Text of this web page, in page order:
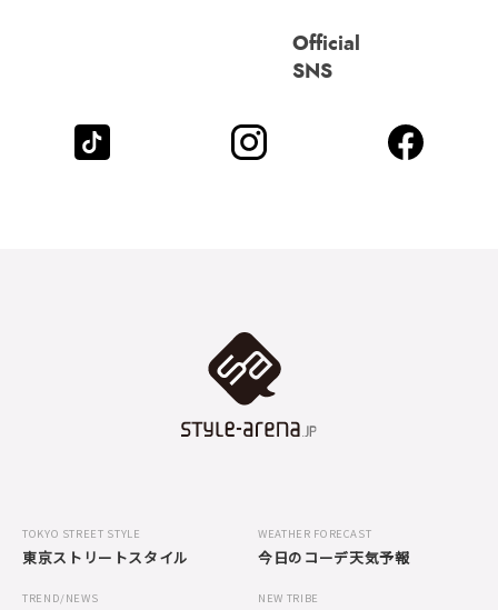
Official
SNS
TOKYO STREET STYLE
東京ストリートスタイル
WEATHER FORECAST
今日のコーデ天気予報
TREND/NEWS NEW TRIBE